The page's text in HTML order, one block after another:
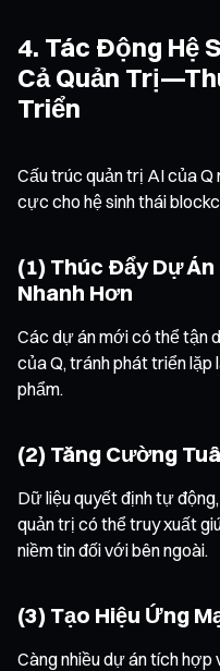
4. Tác Động Hệ
Cả Quản
Triển
Cấu trúc quản trị AI của Q
cực cho hệ sinh thái
(1) Thúc Đẩy Dự
Nhanh Hơn
Các dự án mới có thể tận
của Q, tránh phát triển lặp
phẩm.
(2) Tăng Cường
Dữ liệu quyết định tự
quản trị có thể truy xuất
niềm tin đối với bên ngoài.
(3) Tạo Hiệu Ứng
Càng nhiều dự án tích